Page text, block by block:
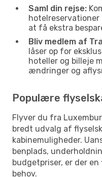
Saml din rejse:
hotelreservationer
at få ekstra
Bliv medlem af
låser op for
hoteller og billeje
ændringer og
Populære
Flyver du fra
bredt udvalg af
kabinemuligheder.
benplads,
budgetpriser, er der
behov.